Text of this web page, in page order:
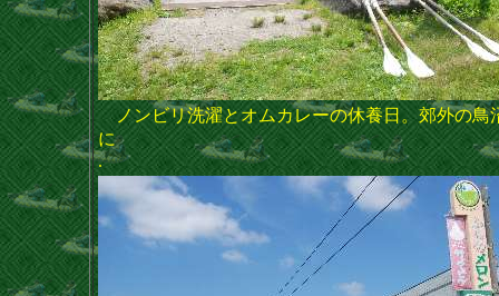
ノンビリ洗濯とオムカレーの休養日。郊外の鳥
に
.